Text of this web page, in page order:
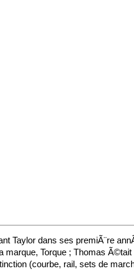
Taylor dans ses premiÃ¨re
marque, Torque ; Thomas
(courbe, rail, sets de